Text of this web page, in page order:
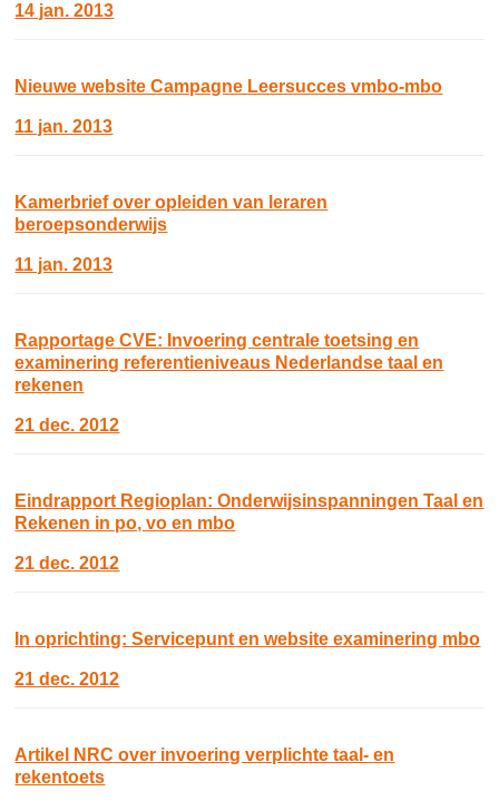
14 jan. 2013
Nieuwe website Campagne Leersucces vmbo-mbo
11 jan. 2013
Kamerbrief over opleiden van leraren
beroepsonderwijs
11 jan. 2013
Rapportage CVE: Invoering centrale toetsing en
examinering referentieniveaus Nederlandse taal en
rekenen
21 dec. 2012
Eindrapport Regioplan: Onderwijsinspanningen Taal en
Rekenen in po, vo en mbo
21 dec. 2012
In oprichting: Servicepunt en website examinering mbo
21 dec. 2012
Artikel NRC over invoering verplichte taal- en
rekentoets